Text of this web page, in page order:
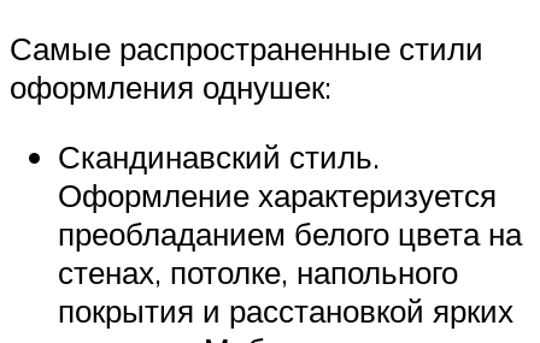
Самые распространенные стили
оформления однушек:
Скандинавский стиль.
Оформление характеризуется
преобладанием белого цвета на
стенах, потолке, напольного
покрытия и расстановкой ярких